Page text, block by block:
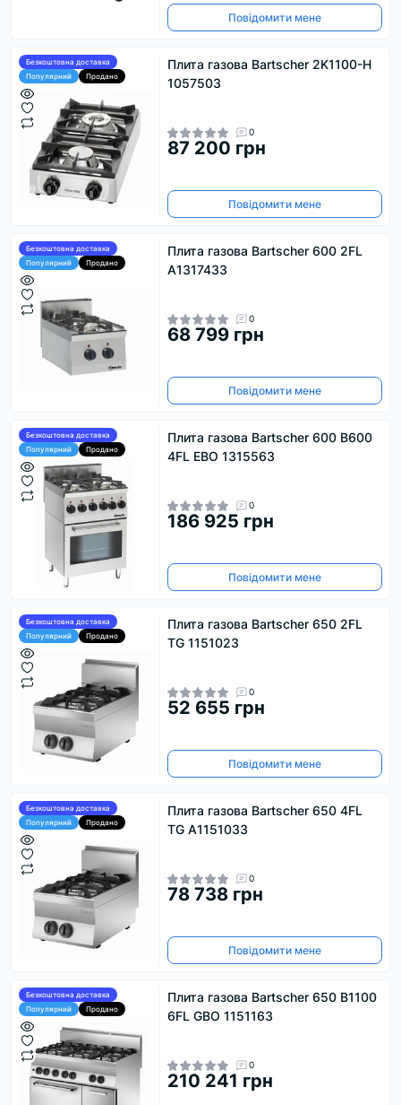
Повідомити мене
Безкоштовна доставка
Популярний
Продано
Плита газова Bartscher 2K1100-H
1057503
0
87 200 грн
Повідомити мене
Безкоштовна доставка
Популярний
Продано
Плита газова Bartscher 600 2FL
А1317433
0
68 799 грн
Повідомити мене
Безкоштовна доставка
Популярний
Продано
Плита газова Bartscher 600 B600
4FL EBO 1315563
0
186 925 грн
Повідомити мене
Безкоштовна доставка
Популярний
Продано
Плита газова Bartscher 650 2FL
TG 1151023
0
52 655 грн
Повідомити мене
Безкоштовна доставка
Популярний
Продано
Плита газова Bartscher 650 4FL
TG А1151033
0
78 738 грн
Повідомити мене
Безкоштовна доставка
Популярний
Продано
Плита газова Bartscher 650 B1100
6FL GBO 1151163
0
210 241 грн